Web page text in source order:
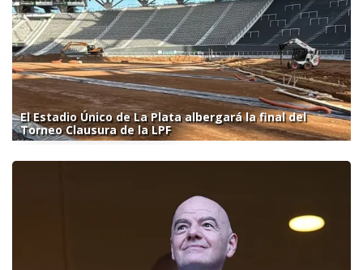
El Estadio Único de La Plata albergará la final del
Torneo Clausura de la LPF